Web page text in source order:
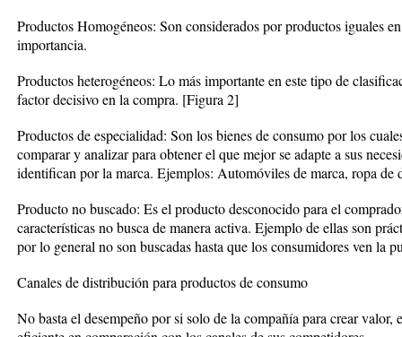
Productos Homogéneos: Son considerados por productos iguales
importancia.
Productos heterogéneos: Lo más importante en este tipo de
factor decisivo en la compra. [Figura 2]
Productos de especialidad: Son los bienes de consumo por los
comparar y analizar para obtener el que mejor se adapte a sus
identifican por la marca. Ejemplos: Automóviles de marca, ropa de
Producto no buscado: Es el producto desconocido para el
características no busca de manera activa. Ejemplo de ellas son
por lo general no son buscadas hasta que los consumidores ven la
Canales de distribución para productos de consumo
No basta el desempeño por si solo de la compañía para crear valor,